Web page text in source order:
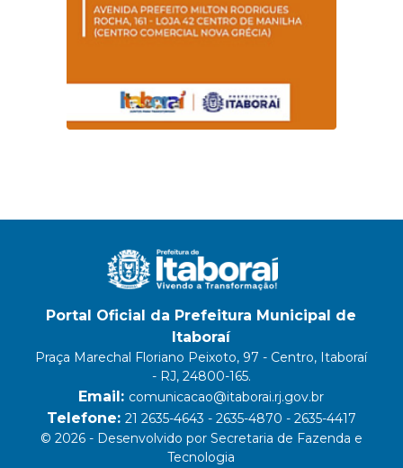
Portal Oficial da Prefeitura Municipal de
Itaboraí
Praça Marechal Floriano Peixoto, 97 - Centro, Itaboraí
- RJ, 24800-165.
Email: comunicacao@itaborai.rj.gov.br
Telefone: 21 2635-4643 - 2635-4870 - 2635-4417
© 2026 - Desenvolvido por Secretaria de Fazenda e
Tecnologia